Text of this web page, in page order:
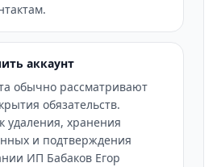
аккаунт
обычно рассматривают
обязательств.
удаления, хранения
и подтверждения
ИП Бабаков Егор